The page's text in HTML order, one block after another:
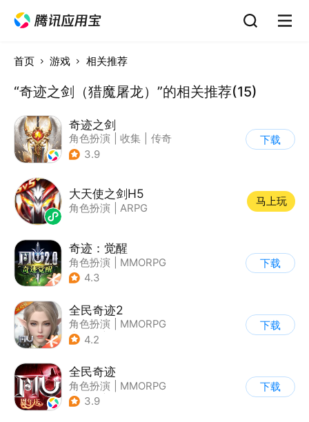
首页 游戏 相关推荐
“奇迹之剑（猎魔屠龙）”的相关推荐(15)
奇迹之剑
角色扮演 收集
传奇
| 奇迹MU
3.9
下载
大天使之剑H5
角色扮演 ARPG
马上玩
奇迹：觉醒
角色扮演
MMORPG
| 奇迹
4.3
下载
全民奇迹2
角色扮演
MMORPG
| 奇幻
4.2
下载
全民奇迹
角色扮演
MMORPG
| 奇幻
3.9
下载